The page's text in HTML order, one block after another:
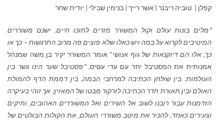
קפלן | טוביה ריבנר | אשר רייך | בנימין שבילי | יודית שחר
"מלים בונות עולם וקול המשורר מזרים לתוכו חיים. ישנם משוררים
המיטיבים לקרוא על במה ויש כאלו שלא פוצים פה מרוב התרגשות – כך או
כך, אלו הם דיוקנאות של גוף אנושי" אומר המשורר יקיר בן משה שמנהל
אמנותית את הפסטיבל יחד עם עדי עסיס."פסטיבל שער הינו גשר בין
העולמות: בין שולחן הכתיבה למרחבי הבמה, בין דממת הדף להמולת
האולם ובין תאורת חדר הכתיבה לזרקור מבטו של המאזין; אך זוהי בעיקרה
הזדמנות עבור רובנו לשוב אל השירים ואל המשוררים האהובים, ותיקים
וצעירים כאחד, להכיר את מיטב משוררי העולם, את הקולות הבולטים של